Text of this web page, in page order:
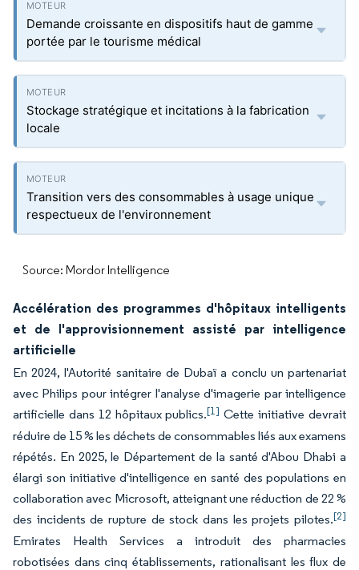
Demande croissante en dispositifs haut de gamme
portée par le tourisme médical
Stockage stratégique et incitations à la fabrication
locale
Transition vers des consommables à usage unique
respectueux de l'environnement
Source: Mordor Intelligence
Accélération des programmes d'hôpitaux intelligents
et de l'approvisionnement assisté par intelligence
artificielle
En 2024, l'Autorité sanitaire de Dubaï a conclu un partenariat
avec Philips pour intégrer l'analyse d'imagerie par intelligence
artificielle dans 12 hôpitaux publics.[1] Cette initiative devrait
réduire de 15 % les déchets de consommables liés aux examens
répétés. En 2025, le Département de la santé d'Abou Dhabi a
élargi son initiative d'intelligence en santé des populations en
collaboration avec Microsoft, atteignant une réduction de 22 %
des incidents de rupture de stock dans les projets pilotes.[2]
Emirates Health Services a introduit des pharmacies
robotisées dans cinq établissements, rationalisant les flux de